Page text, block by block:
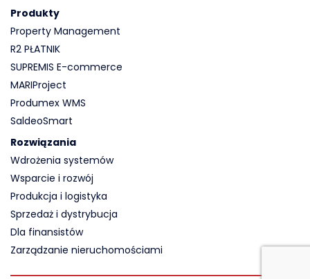
Produkty
Property Management
R2 PŁATNIK
SUPREMIS E-commerce
MARIProject
Produmex WMS
SaldeoSmart
Rozwiązania
Wdrożenia systemów
Wsparcie i rozwój
Produkcja i logistyka
Sprzedaż i dystrybucja
Dla finansistów
Zarządzanie nieruchomościami